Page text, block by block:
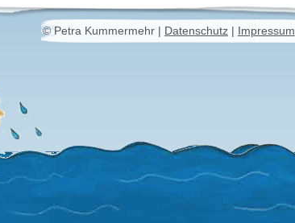
© Petra Kummermehr| Datenschutz| Impressum